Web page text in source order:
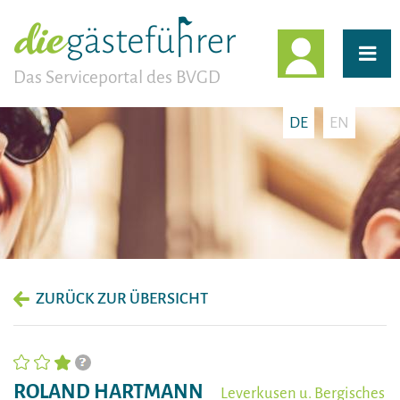
Das Serviceportal des BVGD
DE EN
ZURÜCK ZUR ÜBERSICHT
ROLAND HARTMANN Leverkusen u. Bergisches